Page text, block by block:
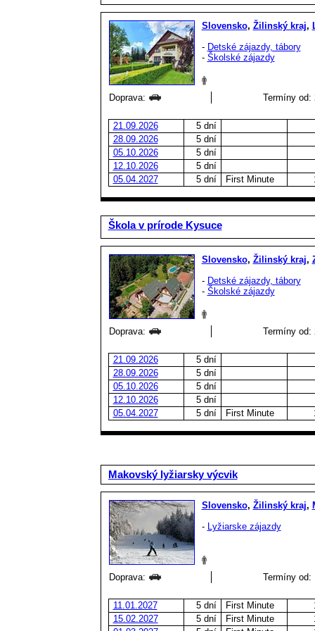
Slovensko, Žilinský kraj,
- Detské zájazdy, tábory
- Školské zájazdy
Doprava: Termíny od:
21.09.2026
5 dní
28.09.2026
5 dní
05.10.2026
5 dní
12.10.2026
5 dní
05.04.2027
5 dní First Minute
Škola v prírode Kysuce
Slovensko, Žilinský kraj,
- Detské zájazdy, tábory
- Školské zájazdy
Doprava: Termíny od:
21.09.2026
5 dní
28.09.2026
5 dní
05.10.2026
5 dní
12.10.2026
5 dní
05.04.2027
5 dní First Minute
Makovský lyžiarsky výcvik
Slovensko, Žilinský kraj,
- Lyžiarske zájazdy
Doprava: Termíny od:
11.01.2027 5 dní First Minute
15.02.2027
5 dní First Minute